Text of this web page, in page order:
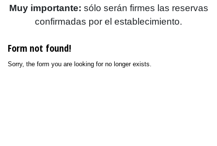
Muy importante: sólo serán firmes las reservas
confirmadas por el establecimiento.